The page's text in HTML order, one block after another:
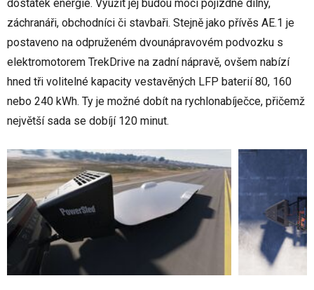
dostatek energie. Využít jej budou moci pojízdné dílny,
záchranáři, obchodníci či stavbaři. Stejně jako přívěs AE.1 je
postaveno na odpruženém dvounápravovém podvozku s
elektromotorem TrekDrive na zadní nápravě, ovšem nabízí
hned tři volitelné kapacity vestavěných LFP baterií 80, 160
nebo 240 kWh. Ty je možné dobít na rychlonabíječce, přičemž
největší sada se dobíjí 120 minut.